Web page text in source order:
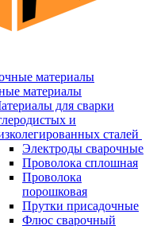
материалы
для сварки
и
сталей
Электроды сварочные
Проволока сплошная
Проволока
порошковая
Прутки присадочные
Флюс сварочный